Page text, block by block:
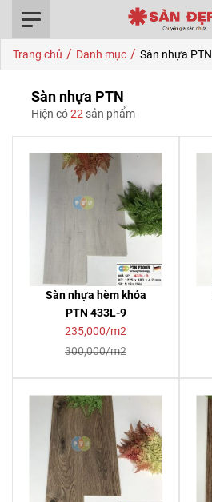
Trang chủ / Danh mục / Sàn nhựa PTN
Sàn nhựa PTN
Hiện có22 sản phẩm
Sàn nhựa hèm khóa
PTN 433L-9
235,000/m2
300,000/m2